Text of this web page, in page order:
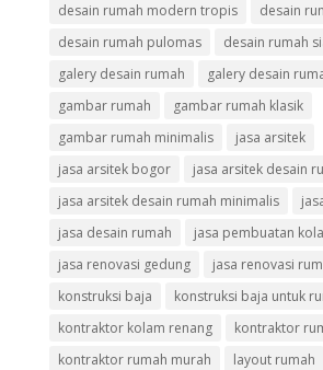
desain rumah modern tropis
desain
desain rumah pulomas
desain rumah
galery desain rumah
galery desain
gambar rumah
gambar rumah klasik
gambar rumah minimalis
jasa arsitek
jasa arsitek bogor
jasa arsitek desain
jasa arsitek desain rumah minimalis
jasa desain rumah
jasa pembuatan
jasa renovasi gedung
jasa renovasi
konstruksi baja
konstruksi baja untuk
kontraktor kolam renang
kontraktor
kontraktor rumah murah
layout rumah